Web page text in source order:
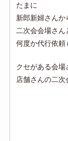
たまに
新郎新婦さんか
二次会会場さ
何度か代行依頼
クセがある会場
店舗さんの二